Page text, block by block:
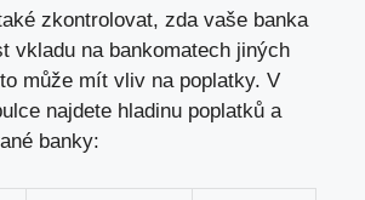
zkontrolovat, zda vaše banka
vkladu na bankomatech jiných
může mít vliv na poplatky. V
najdete hladinu poplatků a
banky: